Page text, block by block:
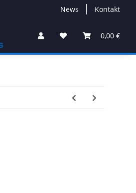
News Kontakt
0,00 €